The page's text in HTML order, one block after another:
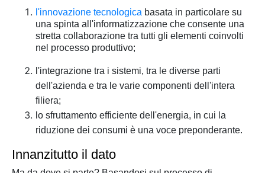
l'innovazione tecnologica basata in particolare su
una spinta all'informatizzazione che consente una
stretta collaborazione tra tutti gli elementi coinvolti
nel processo produttivo;
l'integrazione tra i sistemi, tra le diverse parti
dell'azienda e tra le varie componenti dell'intera
filiera;
lo sfruttamento efficiente dell'energia, in cui la
riduzione dei consumi è una voce preponderante.
Innanzitutto il dato